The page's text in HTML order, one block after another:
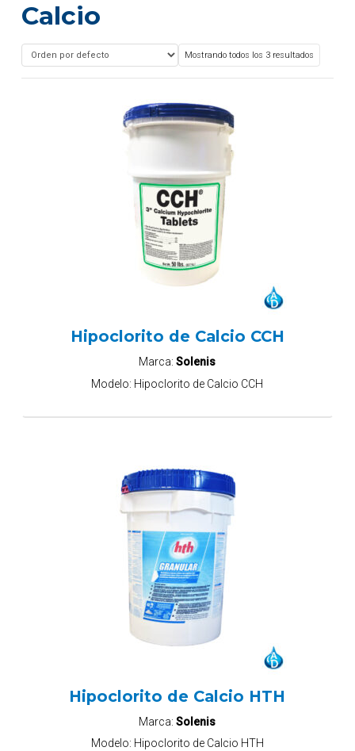
Calcio
Mostrando todos los 3 resultados
Hipoclorito de Calcio CCH
Marca:Solenis
Modelo: Hipoclorito de Calcio CCH
Hipoclorito de Calcio HTH
Marca:Solenis
Modelo: Hipoclorito de Calcio HTH